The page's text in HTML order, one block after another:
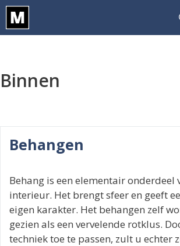
Ga
naar
de
Binnen
Behangen
Behang is een elementair onderdeel
interieur. Het brengt sfeer en geeft
eigen karakter. Het behangen zelf
gezien als een vervelende rotklus.
techniek toe te passen, zult u echter